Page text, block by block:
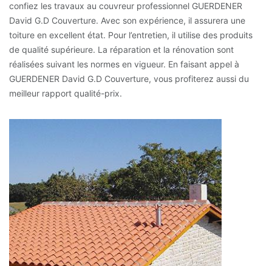
confiez les travaux au couvreur professionnel GUERDENER
David G.D Couverture. Avec son expérience, il assurera une
toiture en excellent état. Pour l’entretien, il utilise des produits
de qualité supérieure. La réparation et la rénovation sont
réalisées suivant les normes en vigueur. En faisant appel à
GUERDENER David G.D Couverture, vous profiterez aussi du
meilleur rapport qualité-prix.